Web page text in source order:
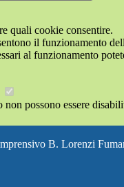
quali cookie consentire.
il funzionamento
al funzionamento
possono essere
B. Lorenzi